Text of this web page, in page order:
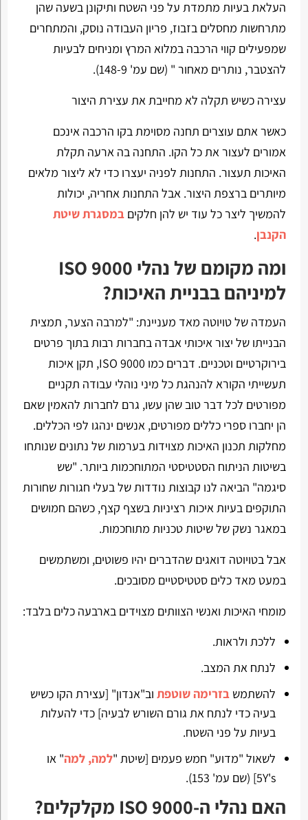
העלאת בעיות מתמדת על פני השטח ותיקונן בשעה שהן
מתרחשות מחסלים בזבוז, פריון העבודה נוסק, והמתחרים
שמפעילים קווי הרכבה במלוא המרץ ומניחים לבעיות
להצטבר, נותרים מאחור " (שם עמ' 148-9).
עצירה כשיש תקלה לא מחייבת את עצירת היצור
כאשר אתם עוצרים תחנה מסוימת בקו הרכבה אינכם
אמורים לעצור את כל הקו. התחנה בה ארעה תקלת
האיכות תעצור. התחנות לפניה יעצרו כדי לא ליצור מלאים
מיותרים ברצפת היצור. אבל התחנות אחריה, יכולות
להמשיך ליצר כל עוד יש להן חלקים במסגרת שיטת
הקנבן.
ומה מקומם של נהלי ISO 9000
למיניהם בבניית האיכות?
העמדה של טויוטה מאד מעניינת: "למרבה הצער, תמצית
הבנייתו של יצור איכותי אבדה בחברות רבות בתוך פרטים
בירוקרטיים וטכניים. דברים כמו ISO 9000, תקן איכות
תעשייתי הקורא להנהגת כל מיני נוהלי עבודה תקניים
מפורטים לכל דבר טוב שהן עשו, גרם לחברות להאמין שאם
הן יחברו ספרי כללים מפורטים, אנשים ינהגו לפי הכללים.
מחלקות תכנון האיכות מצוידות בערמות של נתונים שנותחו
בשיטות הניתוח הסטטיסטי המתוחכמות ביותר. "שש
סיגמה" הביאה לנו קבוצות נודדות של בעלי חגורות שחורות
התוקפים בעיות איכות רציניות בשצף קצף, כשהם חמושים
במאגר נשק של שיטות טכניות מתוחכמות.
אבל בטויוטה דואגים שהדברים יהיו פשוטים, ומשתמשים
במעט מאד כלים סטטיסטיים מסובכים.
מומחי האיכות ואנשי הצוותים מצוידים בארבעה כלים בלבד:
ללכת ולראות.
לנתח את המצב.
להשתמש בזרימה שוטפתוב"אנדון" [עצירת הקו כשיש
בעיה כדי לנתח את גורם השורש לבעיה] כדי להעלות
בעיות על פני השטח.
לשאול "מדוע" חמש פעמים [שיטת "למה, למה" או
5Y's] (שם עמ' 153).
האם נהלי ה-ISO 9000 מקלקלים?